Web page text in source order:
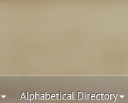
Alphabetical Directory